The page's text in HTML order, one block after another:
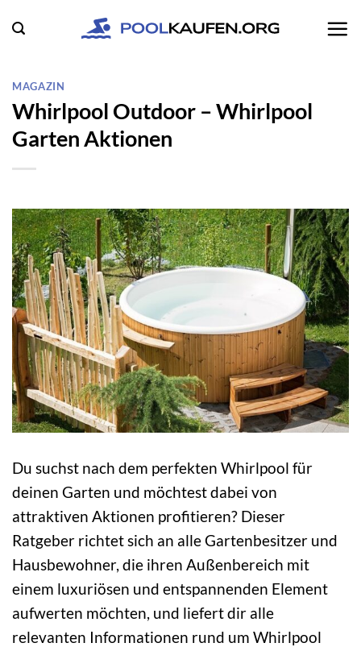
Inhalt
MAGAZIN
Whirlpool Outdoor – Whirlpool
Garten Aktionen
Du suchst nach dem perfekten Whirlpool für
deinen Garten und möchtest dabei von
attraktiven Aktionen profitieren? Dieser
Ratgeber richtet sich an alle Gartenbesitzer und
Hausbewohner, die ihren Außenbereich mit
einem luxuriösen und entspannenden Element
aufwerten möchten, und liefert dir alle
relevanten Informationen rund um Whirlpool